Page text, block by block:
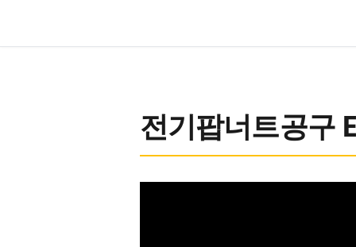
전기팝너트공구